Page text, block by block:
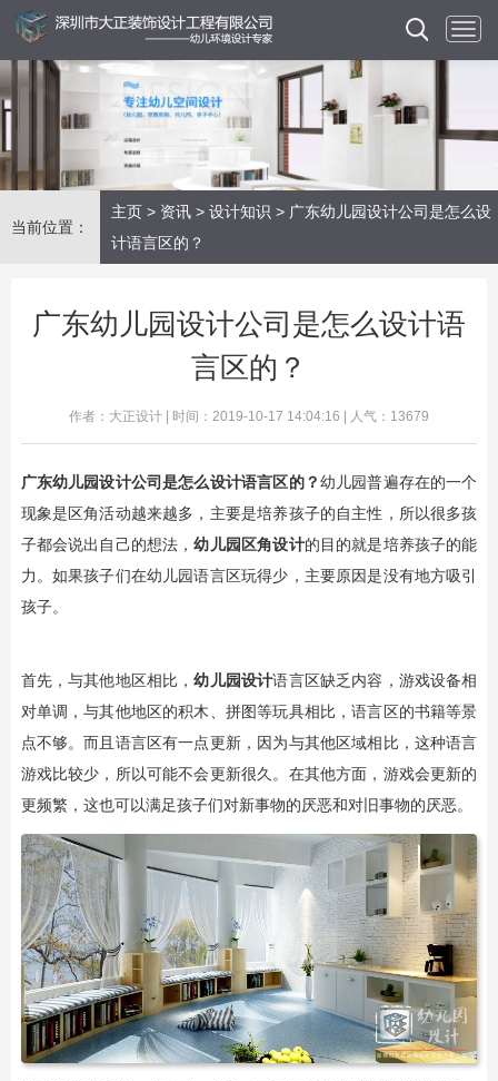
当前位置：
主页 > 资讯 > 设计知识 > 广东幼儿园设计公司是怎么设
计语言区的？
广东幼儿园设计公司是怎么设计语
言区的？
作者：大正设计 | 时间：2019-10-17 14:04:16 | 人气：13679
广东幼儿园设计公司是怎么设计语言区的？幼儿园普遍存在的一个
现象是区角活动越来越多，主要是培养孩子的自主性，所以很多孩
子都会说出自己的想法，幼儿园区角设计的目的就是培养孩子的能
力。如果孩子们在幼儿园语言区玩得少，主要原因是没有地方吸引
孩子。
首先，与其他地区相比，幼儿园设计语言区缺乏内容，游戏设备相
对单调，与其他地区的积木、拼图等玩具相比，语言区的书籍等景
点不够。而且语言区有一点更新，因为与其他区域相比，这种语言
游戏比较少，所以可能不会更新很久。在其他方面，游戏会更新的
更频繁，这也可以满足孩子们对新事物的厌恶和对旧事物的厌恶。